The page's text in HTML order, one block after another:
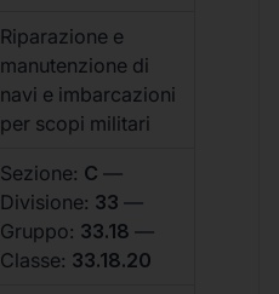
Riparazione e
manutenzione di
navi e imbarcazioni
per scopi militari
Sezione: C —
Divisione: 33 —
Gruppo: 33.18 —
Classe: 33.18.20